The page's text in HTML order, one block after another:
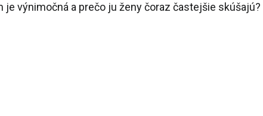
je výnimočná a prečo ju ženy čoraz častejšie skúšajú?